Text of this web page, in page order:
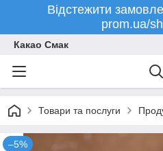
Відстежити
prom.ua/
Какао Смак
Товари та послуги
–5%